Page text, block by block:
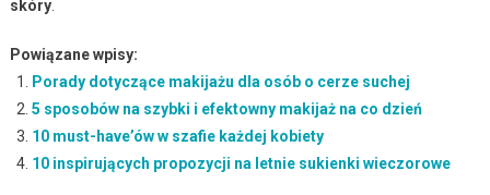
skóry.
Powiązane wpisy:
Porady dotyczące makijażu dla osób o cerze suchej
5 sposobów na szybki i efektowny makijaż na co dzień
10 must-have’ów w szafie każdej kobiety
10 inspirujących propozycji na letnie sukienki wieczorowe